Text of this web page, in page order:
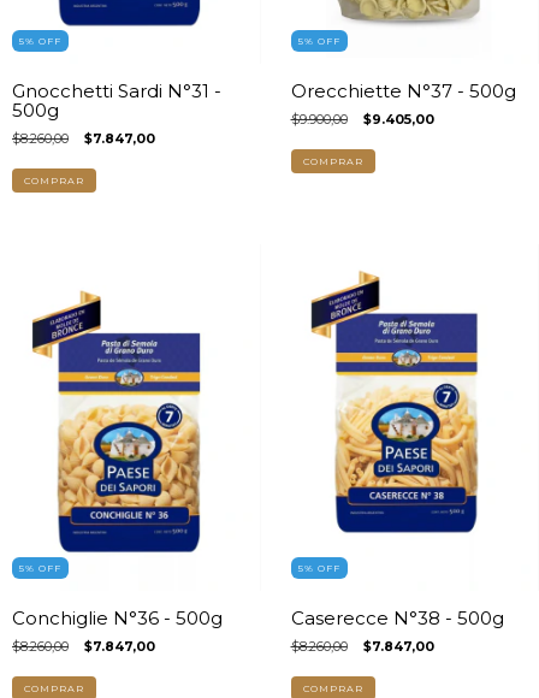
5% OFF
Gnocchetti Sardi N°31 -
500g
$8.260,00 $7.847,00
5% OFF
Orecchiette N°37 - 500g
$9.900,00 $9.405,00
5% OFF
Conchiglie N°36 - 500g
$8.260,00 $7.847,00
5% OFF
Caserecce N°38 - 500g
$8.260,00 $7.847,00